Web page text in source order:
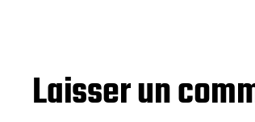
Laisser un